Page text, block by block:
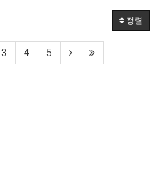
정렬
3 4 5